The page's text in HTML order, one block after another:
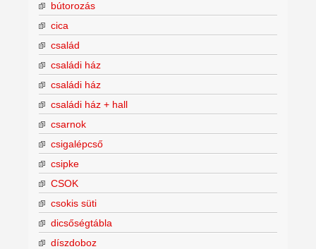
bútorozás
cica
család
családi ház
családi ház
családi ház + hall
csarnok
csigalépcső
csipke
CSOK
csokis süti
dicsőségtábla
díszdoboz